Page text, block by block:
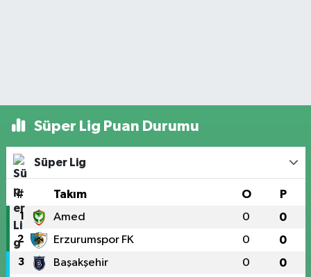
Süper Lig Puan Durumu
Süper Lig
# Takım O P
1 Amed 0 0
2 Erzurumspor FK 0 0
3 Başakşehir 0 0